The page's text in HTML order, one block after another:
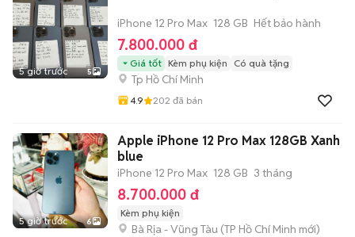
5 giờ trước 5
iPhone 12 Pro Max 128 GB Hết bảo hành
7.800.000 đ
Giá tốt Kèm phụ kiện Có quà tặng
Tp Hồ Chí Minh
4.9 202 đã bán
5 giờ trước 6
Apple iPhone 12 Pro Max 128GB Xanh
blue
iPhone 12 Pro Max 128 GB 3 tháng
8.700.000 đ
Kèm phụ kiện
Bà Rịa - Vũng Tàu (TP Hồ Chí Minh mới)